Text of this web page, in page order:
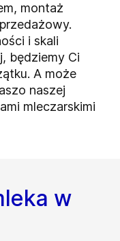
montaż
i skali
będziemy Ci
A może
o naszej
mleczarskimi
w